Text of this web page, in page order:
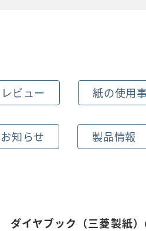
ビュー 紙の使用
お知らせ 製品情報
ダイヤブック（三菱製紙